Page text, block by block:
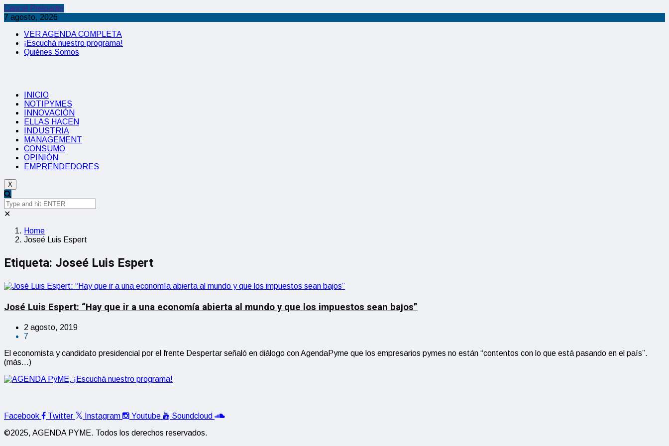
Cancel Preloader
7 agosto, 2026
VER AGENDA COMPLETA
¡Escuchá nuestro programa!
Quiénes Somos
INICIO
NOTIPYMES
INNOVACIÓN
ELLAS HACEN
INDUSTRIA
MANAGEMENT
CONSUMO
OPINIÓN
EMPRENDEDORES
X
✕
Home
Joseé Luis Espert
Etiqueta: Joseé Luis Espert
José Luis Espert: “Hay que ir a una economía abierta al mundo y que los impuestos sean bajos”
2 agosto, 2019
7
El economista y candidato presidencial por el frente Despertar señaló en diálogo con AgendaPyme que los empresarios pymes no están “contentos con lo que está pasando en el país”.
(más…)
Facebook Twitter Instagram Youtube
Soundcloud
©2025, AGENDA PYME. Todos los derechos reservados.